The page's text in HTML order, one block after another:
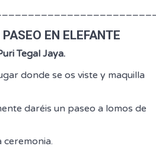
EN ELEFANTE
Tegal Jaya.
donde se os viste y maquilla
daréis un paseo a lomos de